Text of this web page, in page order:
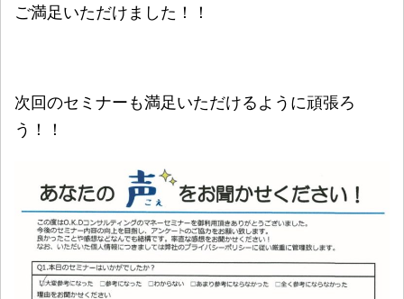
ご満足いただけました！！
次回のセミナーも満足いただけるように頑張ろ
う！！